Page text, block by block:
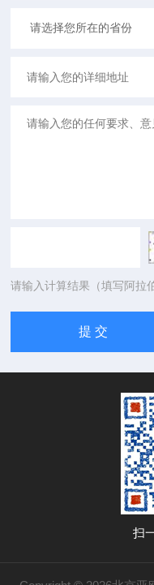
请输入计算结果（填写阿拉
扫